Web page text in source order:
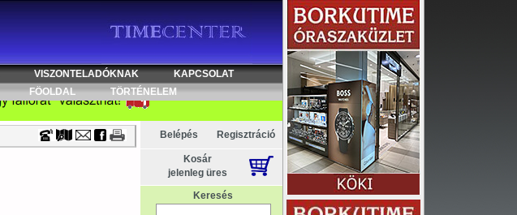
Timecenter
VISZONTELADÓKNAK
KAPCSOLAT
FÖOLDAL TÖRTÉNELEM
Belépés Regisztráció
Kosár
jelenleg üres
Keresés